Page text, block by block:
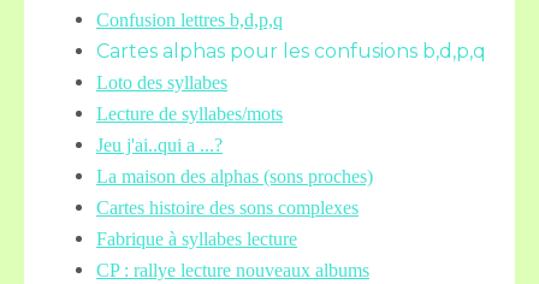
Confusion lettres b,d,p,q
Cartes alphas pour les confusions b,d,p,q
Loto des syllabes
Lecture de syllabes/mots
Jeu j'ai..qui a ...?
La maison des alphas (sons proches)
Cartes histoire des sons complexes
Fabrique à syllabes lecture
CP : rallye lecture nouveaux albums